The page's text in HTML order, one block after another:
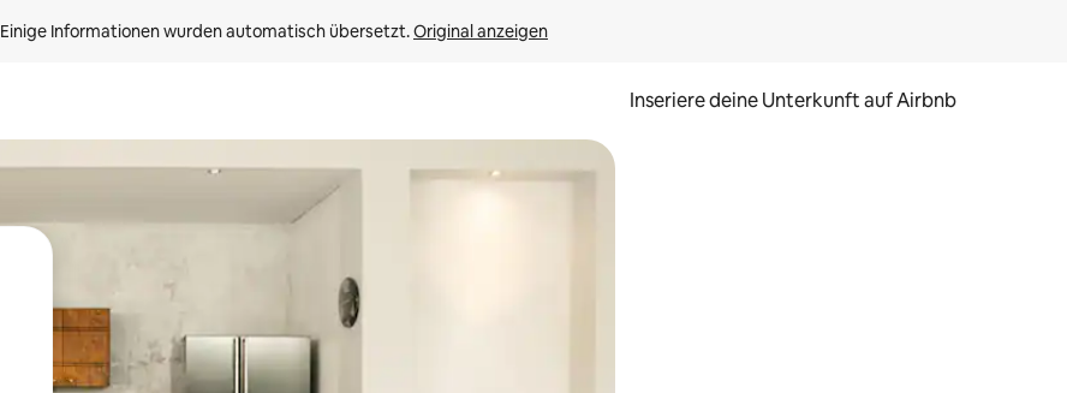
Einige Informationen wurden automatisch übersetzt. Original anzeigen
Inseriere deine Unterkunft auf Airbnb